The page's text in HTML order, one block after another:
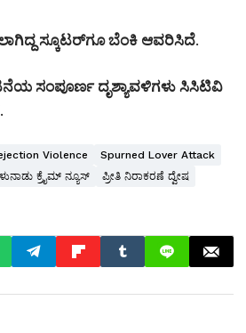
ಸ್ಕೂಟರ್‌ಗೂ ಬೆಂಕಿ ಆವರಿಸಿದೆ.
ಸಂಪೂರ್ಣ ದೃಶ್ಯಾವಳಿಗಳು ಸಿಸಿಟಿವಿ
Violence
Spurned Lover Attack
ಕ್ರೈಮ್ ನ್ಯೂಸ್
ಪ್ರೀತಿ ನಿರಾಕರಣೆ ದ್ವೇಷ